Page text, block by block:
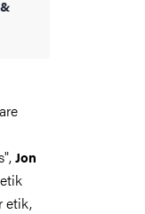
Jon
etik,